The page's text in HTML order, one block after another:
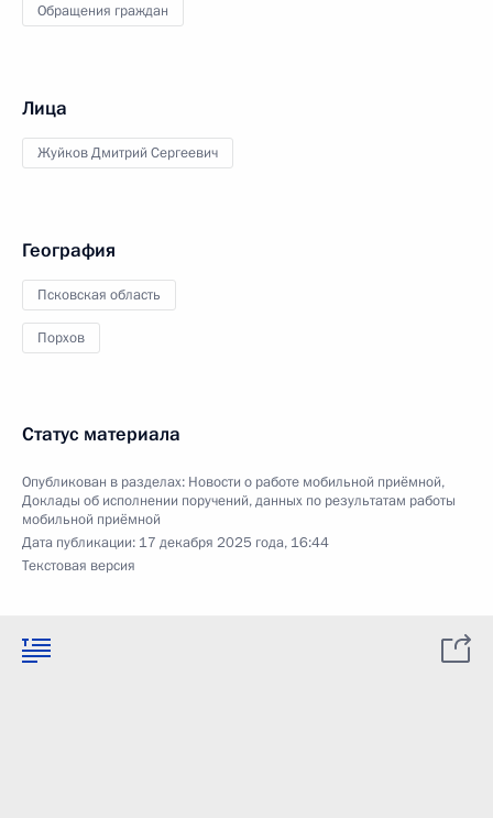
Обращения граждан
Лица
Жуйков Дмитрий Сергеевич
География
Псковская область
Порхов
Статус материала
Опубликован в разделах: Новости о работе мобильной приёмной,
Доклады об исполнении поручений, данных по результатам работы
мобильной приёмной
Дата публикации: 17 декабря 2025 года, 16:44
Текстовая версия